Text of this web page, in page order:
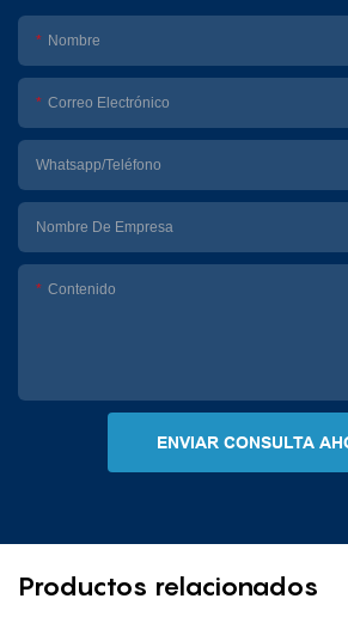
Nombre
Correo Electrónico
Whatsapp/Teléfono
Nombre De Empresa
Contenido
ENVIAR CONSULTA
Productos relacionados